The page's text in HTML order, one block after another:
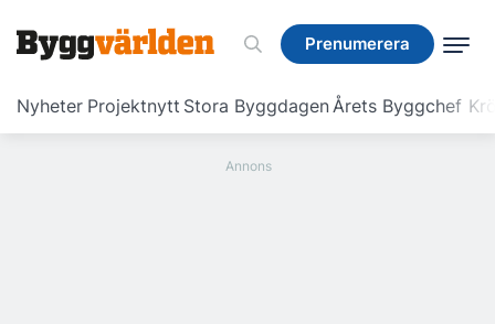
Prenumerera
Nyheter Projektnytt Stora ByggdagenÅrets Byggchef
Prenumerera